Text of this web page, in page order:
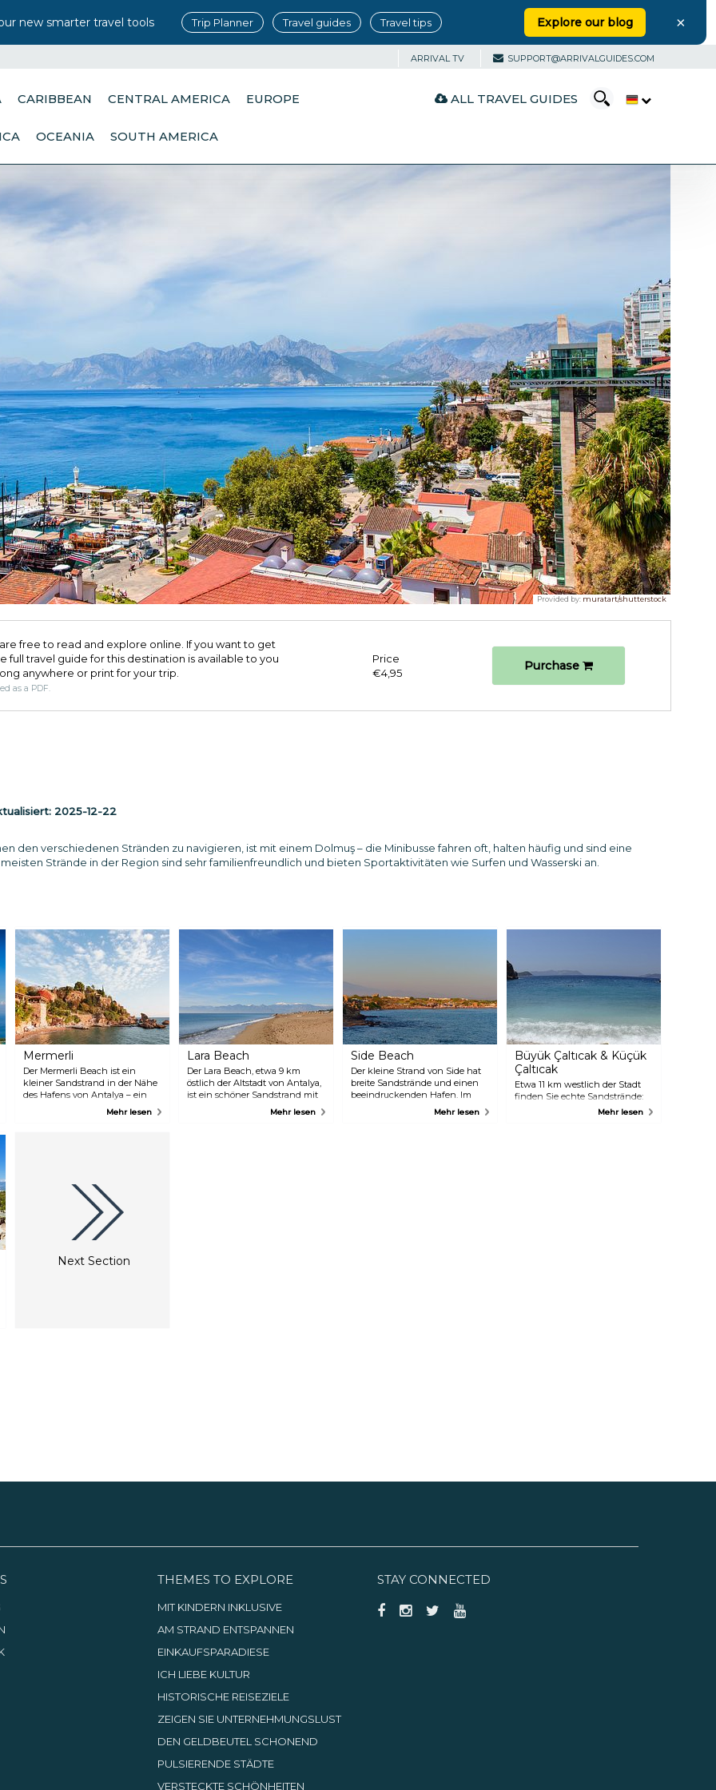
new smarter travel tools Trip Planner Travel guides Travel tips Explore our blog ×
ARRIVAL TV SUPPORT@ARRIVALGUIDES.COM
CARIBBEAN CENTRAL AMERICA EUROPE
OCEANIA SOUTH AMERICA
ALL TRAVEL GUIDES
Provided by: muratart/shutterstock
free to read and explore online. If you want to get
full travel guide for this destination is available to you
anywhere or print for your trip.​
as a PDF.
Price
€4,95
Purchase
2025-12-22
den verschiedenen Stränden zu navigieren, ist mit einem Dolmuş – die Minibusse fahren oft, halten häufig und sind eine
Strände in der Region sind sehr familienfreundlich und bieten Sportaktivitäten wie Surfen und Wasserski an.
Mermerli
Der Mermerli Beach ist ein
kleiner Sandstrand in der Nähe
des Hafens von Antalya – ein
schöner Ort, um den
Nähe befindet sich das
Badegebiet Adalar neben den
Klippen des Karaalioğlu Parks.
Der Eintritt zu diesen beiden
Orten ist kostenpflichtig.
Mehr lesen
Lara Beach
Der Lara Beach, etwa 9 km
östlich der Altstadt von Antalya,
ist ein schöner Sandstrand mit
flachem, warmem Wasser. Er ist
Mehr lesen
Side Beach
Der kleine Strand von Side hat
breite Sandstrände und einen
beeindruckenden Hafen. Im
Osten befinden sich die
Badeorte Sorgun, Kızılağaç und
Mehr lesen
Büyük Çaltıcak & Küçük
Çaltıcak
Etwa 11 km westlich der Stadt
finden Sie echte Sandstrände:
Bükyü Çaltıcak und Küçük
Mehr lesen
Next Section
THEMES TO EXPLORE
MIT KINDERN INKLUSIVE
AM STRAND ENTSPANNEN
EINKAUFSPARADIESE
ICH LIEBE KULTUR
HISTORISCHE REISEZIELE
ZEIGEN SIE UNTERNEHMUNGSLUST
DEN GELDBEUTEL SCHONEND
PULSIERENDE STÄDTE
VERSTECKTE SCHÖNHEITEN
STAY CONNECTED